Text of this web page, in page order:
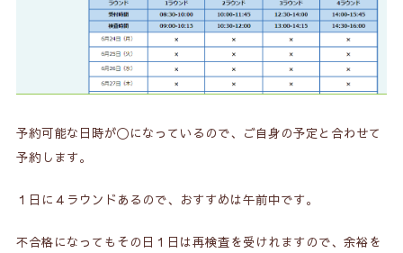
予約可能な日時が〇になっているので、ご自身の予定と合わせて
予約します。
１日に４ラウンドあるので、おすすめは午前中です。
不合格になってもその日１日は再検査を受けれますので、余裕を